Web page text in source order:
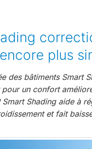
plus
des bâtiments Smart
un confort
Smart Shading aide à
et fait